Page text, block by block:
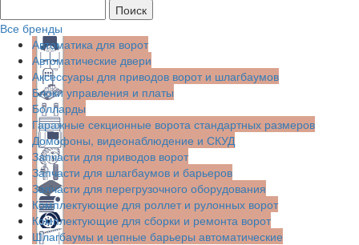
Все бренды
Автоматика для ворот
Автоматические двери
Аксессуары для приводов ворот и шлагбаумов
Блоки управления и платы
Болларды
Гаражные секционные ворота стандартных размеров
Домофоны, видеонаблюдение и СКУД
Запчасти для приводов ворот
Запчасти для шлагбаумов и барьеров
Запчасти для перегрузочного оборудования
Комплектующие для роллет и рулонных ворот
Комплектующие для сборки и ремонта ворот
Шлагбаумы и цепные барьеры автоматические